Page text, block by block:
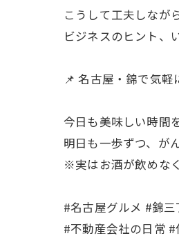
こうして工夫しなが
ビジネスのヒント、
📌 名古屋・錦で気
今日も美味しい時間
明日も一歩ずつ、が
※実はお酒が飲めな
#名古屋グルメ #錦
#不動産会社の日常